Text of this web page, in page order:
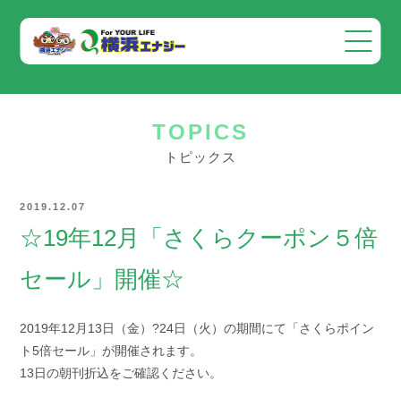
TOPICS
トピックス
2019.12.07
☆19年12月「さくらクーポン５倍
セール」開催☆
2019年12月13日（金）?24日（火）の期間にて「さくらポイン
ト5倍セール」が開催されます。
13日の朝刊折込をご確認ください。